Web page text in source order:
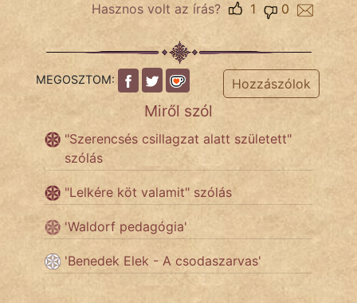
KÖZMONDÁS
PSZICHO
FILM
ÉLETMÓD
MAGYARSÁG
És
TÖRTÉNELEM
Hasznos volt az írás? 0
1
MEGOSZTOM: Hozzászólok
Miről szól
"Szerencsés csillagzat alatt született"
szólás
"Lelkére köt valamit" szólás
'Waldorf pedagógia'
'Benedek Elek - A csodaszarvas'